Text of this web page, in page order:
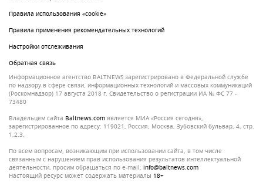
Правила использования «cookie»
Правила применения рекомендательных технологий
Настройки отслеживания
Обратная связь
Информационное агентство BALTNEWS зарегистрировано в Федеральной службе
по надзору в сфере связи, информационных технологий и массовых коммуникаций
(Роскомнадзор) 17 августа 2018 г. Свидетельство о регистрации ИА № ФС 77 -
73480
Владельцем сайта
baltnews.com является МИА «Россия сегодня»,
зарегистрированное по адресу: 119021, Россия, Москва, Зубовский бульвар, 4, стр.
1,2.3.
По всем вопросам, возникающим при использовании сайта, в том числе
связанным с нарушением прав использования результатов интеллектуальной
деятельности, просим обращаться по e-mail: info@baltnews.com
Настоящий ресурс может содержать материалы 18+